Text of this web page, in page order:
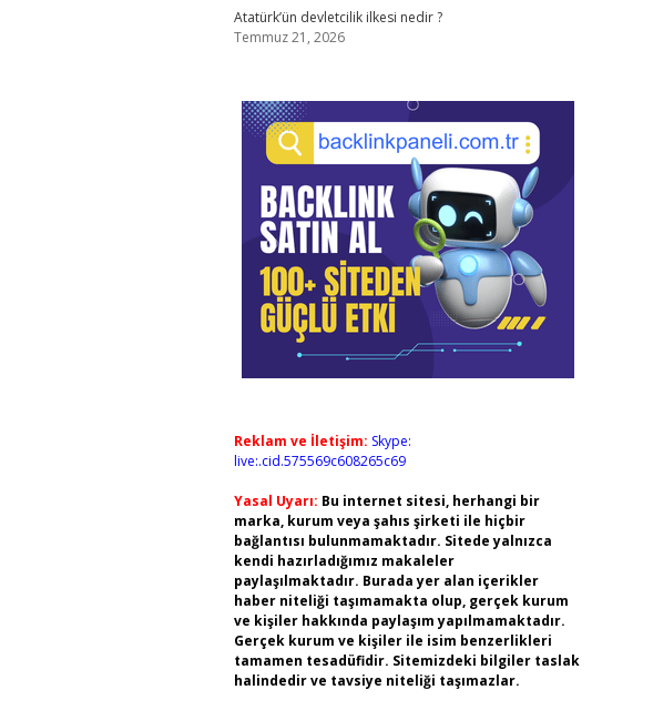
Atatürk’ün devletcilik ilkesi nedir ?
Temmuz 21, 2026
Reklam ve İletişim: Skype:
live:.cid.575569c608265c69
Yasal Uyarı: Bu internet sitesi, herhangi bir
marka, kurum veya şahıs şirketi ile hiçbir
bağlantısı bulunmamaktadır. Sitede yalnızca
kendi hazırladığımız makaleler
paylaşılmaktadır. Burada yer alan içerikler
haber niteliği taşımamakta olup, gerçek kurum
ve kişiler hakkında paylaşım yapılmamaktadır.
Gerçek kurum ve kişiler ile isim benzerlikleri
tamamen tesadüfidir. Sitemizdeki bilgiler taslak
halindedir ve tavsiye niteliği taşımazlar.